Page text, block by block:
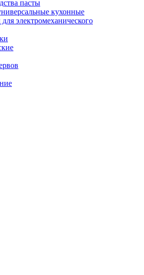
пасты
кухонные
электромеханического